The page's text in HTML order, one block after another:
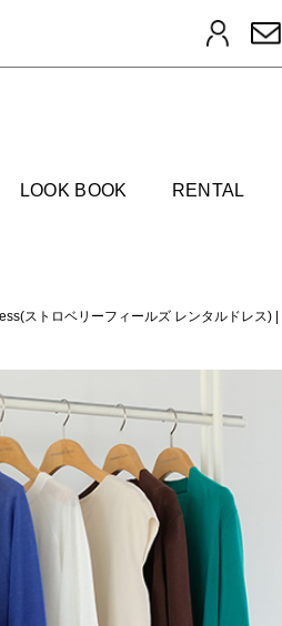
ログイン
LOOK BOOK RENTAL
ストロベリーフィールズ レンタルドレス)